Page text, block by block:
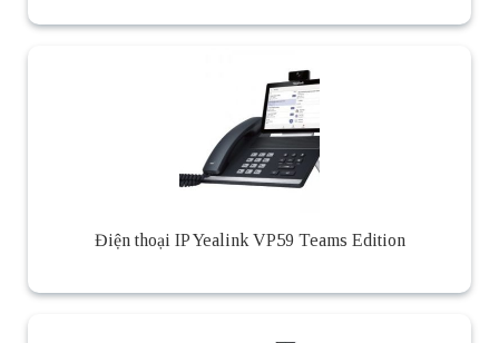
Điện thoại IP Yealink VP59 Teams Edition